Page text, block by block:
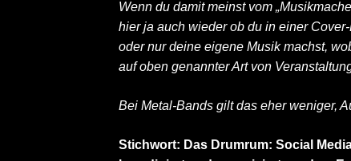
Wenn du damit meinst vom
hier ja auch wieder ob du in einer
oder nur deine eigene Musik machst,
auf oben genannter Art von
Bei Metal-Bands gilt das eher weniger,
Stichwort: Das Drumrum: Social